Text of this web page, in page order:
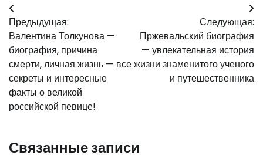
Навигация
по
записям
Предыдущая:
Валентина Толкунова —
биография, причина
смерти, личная жизнь — все
секреты и интересные
факты о великой
российской певице!
Следующая:
Пржевальский биография
— увлекательная история
жизни знаменитого ученого
и путешественника
Связанные записи